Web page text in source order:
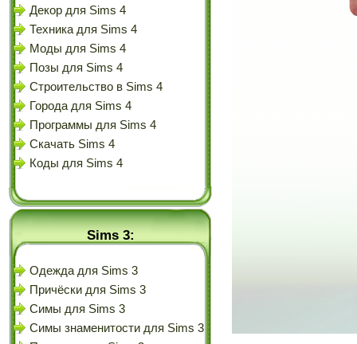
Декор для Sims 4
Техника для Sims 4
Моды для Sims 4
Позы для Sims 4
Строительство в Sims 4
Города для Sims 4
Программы для Sims 4
Скачать Sims 4
Коды для Sims 4
Sims 3:
Одежда для Sims 3
Причёски для Sims 3
Симы для Sims 3
Симы знаменитости для Sims 3